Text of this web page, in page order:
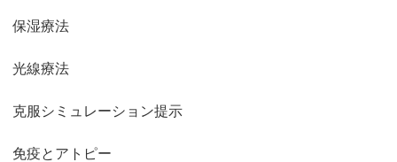
保湿療法
光線療法
克服シミュレーション提示
免疫とアトピー